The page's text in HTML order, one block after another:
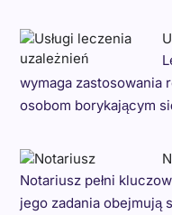
wymaga zastosowania
osobom borykającym
Notariusz pełni
jego zadania obejmują